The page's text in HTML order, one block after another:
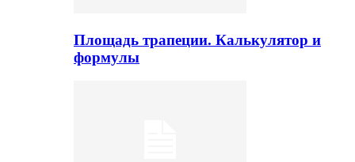
Площадь трапеции. Калькулятор и
формулы